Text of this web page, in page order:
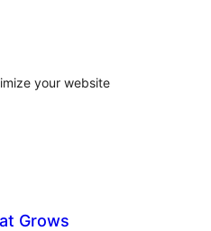
your website
Grows